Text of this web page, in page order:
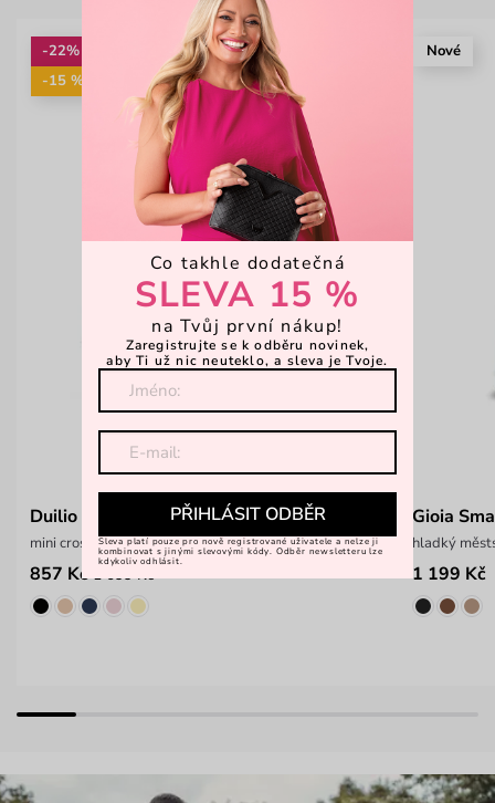
-22%
-15 %: KAB15
Duilio Dark Green
mini crossbody kabelka
857 Kč 1 099 Kč
Nové
Gioia
hladký
1 199 Kč
Co takhle dodatečná
SLEVA 15 %
na Tvůj první nákup!
Zaregistrujte se k odběru novinek,
aby Ti už nic neuteklo, a sleva je Tvoje.
PŘIHLÁSIT ODBĚR
Sleva platí pouze pro nově registrované uživatele a nelze ji
kombinovat s jinými slevovými kódy. Odběr newsletteru lze
kdykoliv odhlásit.